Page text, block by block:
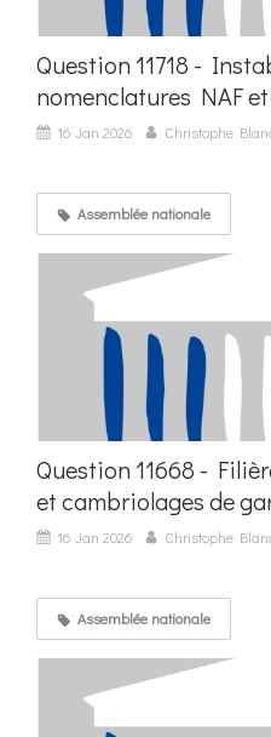
Question 11718 -
nomenclatures NAF
16 Jan 2026 Christophe
Assemblée nationale
Question 11668 -
et cambriolages de
16 Jan 2026 Christophe
Assemblée nationale